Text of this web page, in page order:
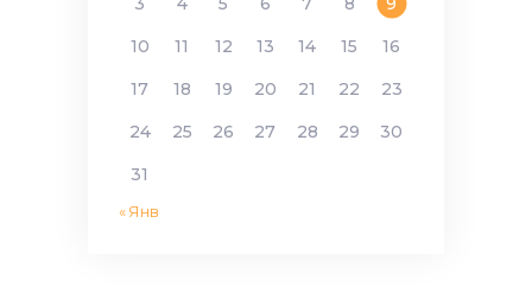
10
11 12 13 14 15
16
17
18 19 20 21 22
23
24
25 26 27 28 29
30
31
« Янв